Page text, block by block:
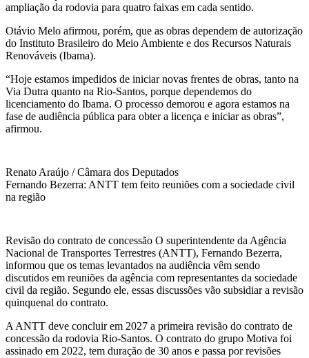
ampliação da rodovia para quatro faixas em cada sentido.
Otávio Melo afirmou, porém, que as obras dependem de autorização
do Instituto Brasileiro do Meio Ambiente e dos Recursos Naturais
Renováveis (Ibama).
“Hoje estamos impedidos de iniciar novas frentes de obras, tanto na
Via Dutra quanto na Rio-Santos, porque dependemos do
licenciamento do Ibama. O processo demorou e agora estamos na
fase de audiência pública para obter a licença e iniciar as obras”,
afirmou.
Renato Araújo / Câmara dos Deputados
Fernando Bezerra: ANTT tem feito reuniões com a sociedade civil
na região
Revisão do contrato de concessão O superintendente da Agência
Nacional de Transportes Terrestres (ANTT), Fernando Bezerra,
informou que os temas levantados na audiência vêm sendo
discutidos em reuniões da agência com representantes da sociedade
civil da região. Segundo ele, essas discussões vão subsidiar a revisão
quinquenal do contrato.
A ANTT deve concluir em 2027 a primeira revisão do contrato de
concessão da rodovia Rio-Santos. O contrato do grupo Motiva foi
assinado em 2022, tem duração de 30 anos e passa por revisões